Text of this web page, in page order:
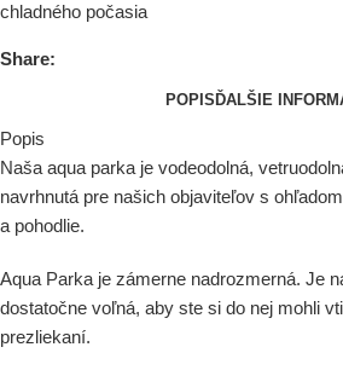
chladného počasia
Share:
POPIS ĎALŠIE
Popis
Naša aqua parka je vodeodolná,
navrhnutá pre našich objaviteľov s
a pohodlie.
Aqua Parka je zámerne nadrozmerná. Je
dostatočne voľná, aby ste si do nej mohli
prezliekaní.